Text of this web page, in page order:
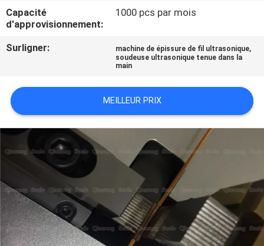
NOUVELLES
AFFAIRES
DEMANDEZ
UN DEVIS
PLAN
DU
SITE
Capacité
d'approvisionnement:
1000 pcs par mois
Surligner: machine de épissure de fil ultrasonique,
soudeuse ultrasonique tenue dans la
main
MEILLEUR PRIX